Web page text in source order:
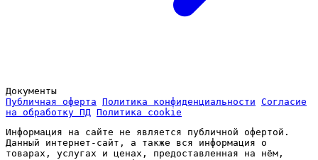
Документы
Публичная оферта Политика конфиденциальности Согласие
на обработку ПД Политика cookie
Информация на сайте не является публичной офертой.
Данный интернет-сайт, а также вся информация о
товарах, услугах и ценах, предоставленная на нём,